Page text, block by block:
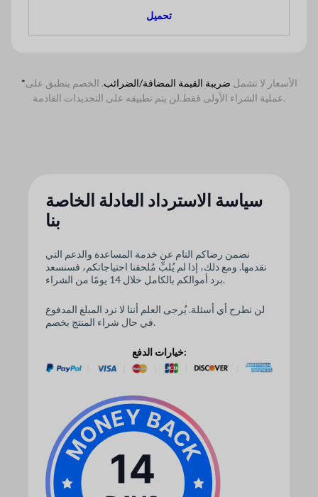
تحميل
* الأسعار لا تشمل ضريبة القيمة المضافة/الضرائب. الخصم ينطبق على
عملية الشراء الأولى فقط.لن يتم تطبيقه على التجديدات القادمة.
سياسة الاسترداد العادلة الخاصة
بنا
نضمن رضاكم التام عن خدمة المساعدة والدعم التي
نقدمها. ومع ذلك، إذا لم يُلبِّ مُلحقنا احتياجاتكم، فسنسعد
برد أموالكم بالكامل خلال 14 يومًا من الشراء.
لن نطرح أي أسئلة. يُرجى العلم أننا لا نرد المبلغ المدفوع
في حال شراء المنتج بخصم.
خيارات الدفع: